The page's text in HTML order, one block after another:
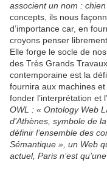
associent un nom :
concepts, ils nous
d’importance car, en
croyons penser
Elle forge le socle de
des Très Grands
contemporaine est la
fournira aux machines
fonder l’interprétation et
OWL : « Ontology Web
d’Athènes, symbole de
définir l’ensemble des
Sémantique », un Web
actuel, Paris n’est